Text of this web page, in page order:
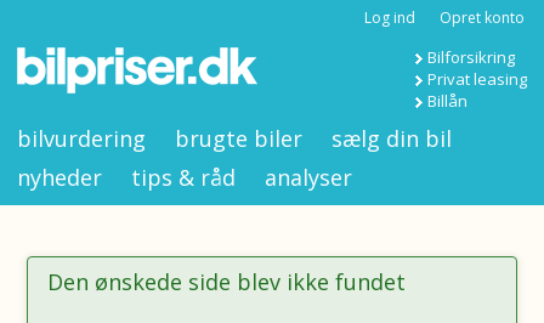
Log ind Opret konto
Bilforsikring
Privat leasing
Billån
bilvurdering brugte biler
sælg din bil
nyheder
tips & råd analyser
Den ønskede side blev ikke fundet